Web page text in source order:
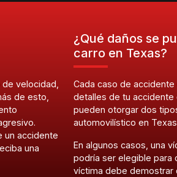
velocidad,
de esto,
un accidente
una
¿Qué daños se
carro en Texas?
Cada caso de
detalles de tu accidente
pueden otorgar dos
automovilístico en
En algunos casos, una
podría ser elegible para
víctima debe demostrar